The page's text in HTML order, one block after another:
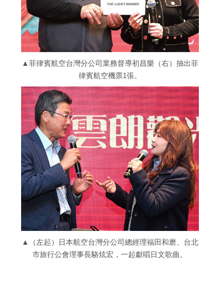
▲菲律賓航空台灣分公司業務督導初昌樂（右）抽出菲
律賓航空機票1張。
▲（左起）日本航空台灣分公司總經理福田和磨、台北
市旅行公會理事長駱炫宏，一起獻唱日文歌曲。